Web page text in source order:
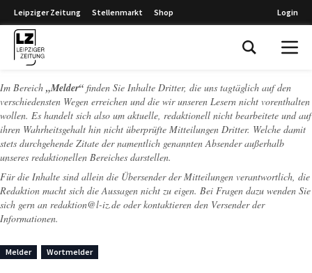
Leipziger Zeitung Stellenmarkt Shop Login
Im Bereich „Melder“ finden Sie Inhalte Dritter, die uns tagtäglich auf den
verschiedensten Wegen erreichen und die wir unseren Lesern nicht vorenthalten
wollen. Es handelt sich also um aktuelle, redaktionell nicht bearbeitete und auf
ihren Wahrheitsgehalt hin nicht überprüfte Mitteilungen Dritter. Welche damit
stets durchgehende Zitate der namentlich genannten Absender außerhalb
unseres redaktionellen Bereiches darstellen.
Für die Inhalte sind allein die Übersender der Mitteilungen verantwortlich, die
Redaktion macht sich die Aussagen nicht zu eigen. Bei Fragen dazu wenden Sie
sich gern an redaktion@l-iz.de oder kontaktieren den Versender der
Informationen.
Melder Wortmelder